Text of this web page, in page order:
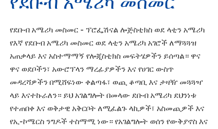
የደቡብ አሜሪካ መስመር - ፕሮፌሽናል ሎጅስቲክስ ወደ ላቲን አሜሪካ
የእኛ የደቡብ አሜሪካ መስመር ወደ ላቲን አሜሪካ አገሮች ለማጓጓዝ
አጠቃላይ እና አስተማማኝ የሎጂስቲክስ መፍትሄዎችን ይሰጣል። ዋና
ዋና ወደቦችን፣ አውሮፕላን ማረፊያዎችን እና የሀገር ውስጥ
መዳረሻዎችን በሚሸፍነው ቀልጣፋ፣ ወጪ ቆጣቢ እና ታዛዥ መጓጓዣ
ላይ እናተኩራለን። ይህ አገልግሎት በመላው ደቡብ አሜሪካ ደህንነቱ
የተጠበቀ እና ወቅታዊ አቅርቦት ለሚፈልጉ ላኪዎች፣ አስመጪዎች እና
የኢ-ኮሜርስ ንግዶች ተስማሚ ነው። የአገልግሎት ወሰን የውቅያኖስ እና